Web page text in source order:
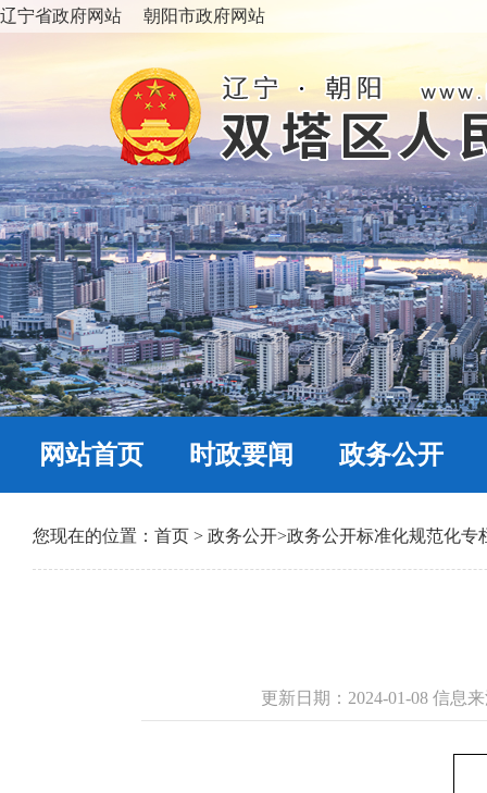
辽宁省政府网站 朝阳市政府网站
网站首页 时政要闻 政务公开
您现在的位置： 首页 > 政务公开>政务公开标准化规范化专
更新日期：2024-01-08 信息